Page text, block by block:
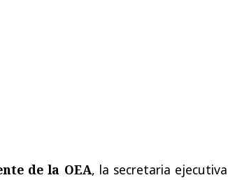
de la OEA, la secretaria ejecutiva